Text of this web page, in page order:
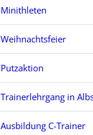
Minithleten
Weihnachtsfeier
Putzaktion
Trainerlehrgang in
Ausbildung C-Trainer